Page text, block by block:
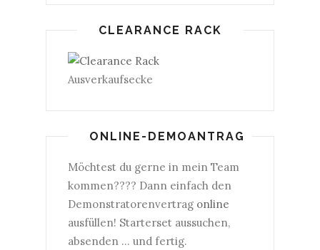
CLEARANCE RACK
Ausverkaufsecke
ONLINE-DEMOANTRAG
Möchtest du gerne in mein Team
kommen???? Dann einfach den
Demonstratorenvertrag online
ausfüllen! Starterset aussuchen,
absenden ... und fertig.